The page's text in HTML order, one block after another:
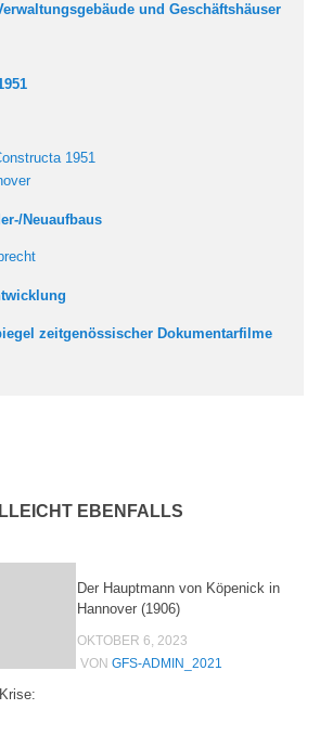
und Geschäftshäuser
1951
Neuaufbaus
zeitgenössischer Dokumentarfilme
EBENFALLS
Der Hauptmann von Köpenick in
Hannover (1906)
OKTOBER 6, 2023
VON GFS-ADMIN_2021